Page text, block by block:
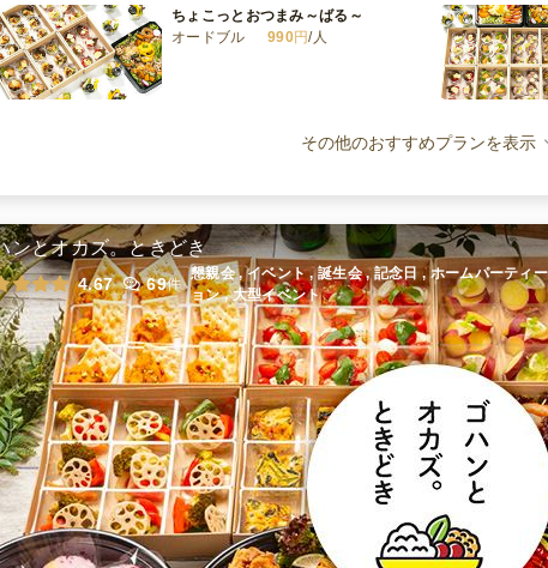
ちょこっとおつまみ～ばる～
オードブル
990円/人
フルーツサンド～果物盛り盛り～プ
ラン
オードブル
2,200円/人
ボリュームデルマールプラスケータ
リング
ケータリング 2,490円/人
全てのプランを見る（13件
その他のおすすめプランを表示
ンとオカズ。ときどき
4.67 69件
懇親会 , イベント , 誕生会 , 記念日 , ホームパーティ
ョン , 大型イベント